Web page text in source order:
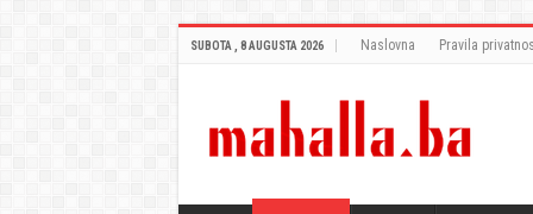
SUBOTA , 8 AUGUSTA 2026 Naslovna Pravila